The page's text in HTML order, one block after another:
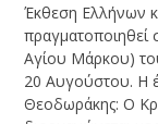
Έκθεση Ελλήνων
πραγματοποιηθεί
Αγίου Μάρκου)
20 Αυγούστου. Η
Θεοδωράκης: Ο